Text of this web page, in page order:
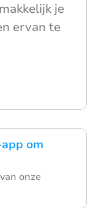
om
onze
je
ervan te